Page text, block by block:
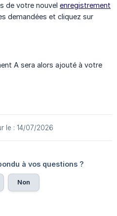
de votre nouvel enregistrement
demandées et cliquez sur
A sera alors ajouté à votre
le : 14/07/2026
à vos questions ?
Non